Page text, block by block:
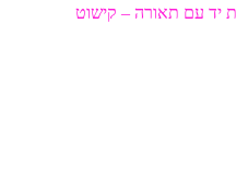
יד עם תאורה – קישוט